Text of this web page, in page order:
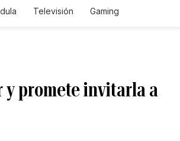
Televisión Gaming
y promete invitarla a